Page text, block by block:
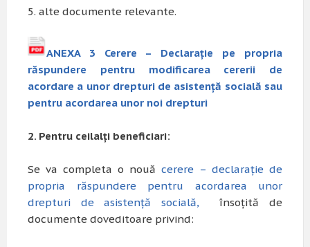
alte documente relevante.
ANEXA 3 Cerere – Declarație pe propria
răspundere pentru modificarea cererii de
acordare a unor drepturi de asistență socială sau
pentru acordarea unor noi drepturi
2. Pentru ceilalți beneficiari:
Se va completa o nouă cerere – declarație de
propria răspundere pentru acordarea unor
drepturi de asistență socială,
însoțită de
documente doveditoare privind: